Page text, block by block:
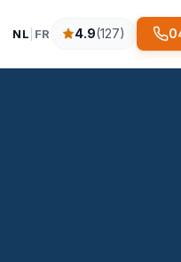
NL FR
4.9 sterren op
4.9(127)